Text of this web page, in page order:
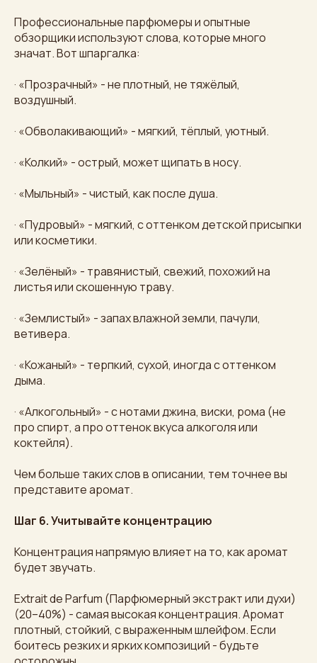
Профессиональные парфюмеры и опытные
обзорщики используют слова, которые много
значат. Вот шпаргалка:
· «Прозрачный» - не плотный, не тяжёлый,
воздушный.
· «Обволакивающий» - мягкий, тёплый, уютный.
· «Колкий» - острый, может щипать в носу.
· «Мыльный» - чистый, как после душа.
· «Пудровый» - мягкий, с оттенком детской присыпки
или косметики.
· «Зелёный» - травянистый, свежий, похожий на
листья или скошенную траву.
· «Землистый» - запах влажной земли, пачули,
ветивера.
· «Кожаный» - терпкий, сухой, иногда с оттенком
дыма.
· «Алкогольный» - с нотами джина, виски, рома (не
про спирт, а про оттенок вкуса алкоголя или
коктейля).
Чем больше таких слов в описании, тем точнее вы
представите аромат.
Шаг 6. Учитывайте концентрацию
Концентрация напрямую влияет на то, как аромат
будет звучать.
Extrait de Parfum (Парфюмерный экстракт или духи)
(20–40%) - самая высокая концентрация. Аромат
плотный, стойкий, с выраженным шлейфом. Если
боитесь резких и ярких композиций - будьте